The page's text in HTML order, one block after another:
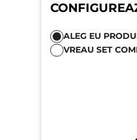
ALEG EU
VREAU SET